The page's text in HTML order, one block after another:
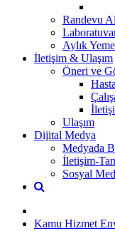
Randevu Al
Aylık
İletişim & Ulaşım
Öneri ve
Ulaşım
Dijital Medya
Medyada
İletişim-
Sosyal
Kamu Hizmet